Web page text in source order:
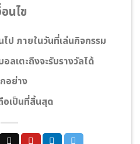
อนไข
ป ภายในวันที่เล่นกิจกรรม
เตะถึงจะรับรางวัลได้
อย่าง
เป็นที่สิ้นสุด